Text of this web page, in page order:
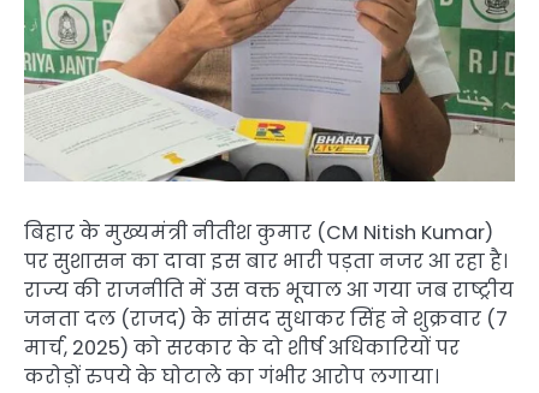
बिहार के मुख्यमंत्री नीतीश कुमार (CM Nitish Kumar)
पर सुशासन का दावा इस बार भारी पड़ता नजर आ रहा है।
राज्य की राजनीति में उस वक्त भूचाल आ गया जब राष्ट्रीय
जनता दल (राजद) के सांसद सुधाकर सिंह ने शुक्रवार (7
मार्च, 2025) को सरकार के दो शीर्ष अधिकारियों पर
करोड़ों रुपये के घोटाले का गंभीर आरोप लगाया।